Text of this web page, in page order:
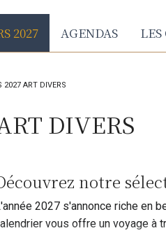
2027 AGENDAS
2027 ART DIVERS
DIVERS
notre
2027 s'annonce riche en
vous offre un voyage à